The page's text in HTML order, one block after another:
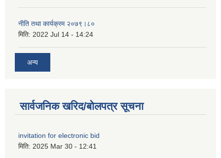
नीति तथा कार्यक्रम २०७९।८०
मिति: 2022 Jul 14 - 14:24
अन्य
सार्वजनिक खरिद/बोलपत्र सूचना
invitation for electronic bid
मिति: 2025 Mar 30 - 12:41